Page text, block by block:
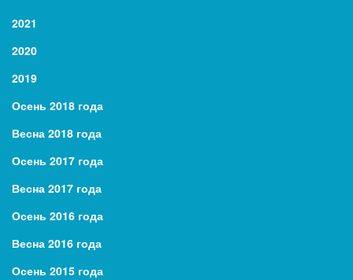
2021
2020
2019
Осень 2018 года
Весна 2018 года
Осень 2017 года
Весна 2017 года
Осень 2016 года
Весна 2016 года
Осень 2015 года